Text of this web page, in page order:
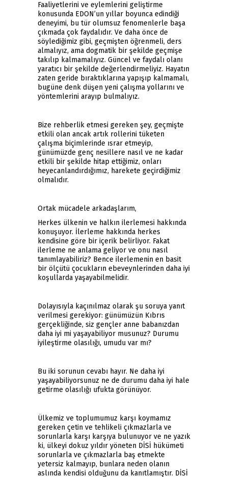
Faaliyetlerini ve eylemlerini geliştirme
konusunda EDON’un yıllar boyunca edindiği
deneyimi, bu tür olumsuz fenomenlerle başa
çıkmada çok faydalıdır. Ve daha önce de
söylediğimiz gibi, geçmişten öğrenmeli, ders
almalıyız, ama dogmatik bir şekilde geçmişe
takılıp kalmamalıyız. Güncel ve faydalı olanı
yaratıcı bir şekilde değerlendirmeliyiz. Hayatın
zaten geride bıraktıklarına yapışıp kalmamalı,
bugüne denk düşen yeni çalışma yollarını ve
yöntemlerini arayıp bulmalıyız.
Bize rehberlik etmesi gereken şey, geçmişte
etkili olan ancak artık rollerini tüketen
çalışma biçimlerinde ısrar etmeyip,
günümüzde genç nesillere nasıl ve ne kadar
etkili bir şekilde hitap ettiğimiz, onları
heyecanlandırdığımız, harekete geçirdiğimiz
olmalıdır.
Ortak mücadele arkadaşlarım,
Herkes ülkenin ve halkın ilerlemesi hakkında
konuşuyor. İlerleme hakkında herkes
kendisine göre bir içerik belirliyor. Fakat
ilerleme ne anlama geliyor ve onu nasıl
tanımlayabiliriz? Bence ilerlemenin en basit
bir ölçütü çocukların ebeveynlerinden daha iyi
koşullarda yaşayabilmelidir.
Dolayısıyla kaçınılmaz olarak şu soruya yanıt
verilmesi gerekiyor: günümüzün Kıbrıs
gerçekliğinde, siz gençler anne babanızdan
daha iyi mi yaşayabiliyor musunuz? Durumu
iyileştirme olasılığı, umudu var mı?
Bu iki sorunun cevabı hayır. Ne daha iyi
yaşayabiliyorsunuz ne de durumu daha iyi hale
getirme olasılığı ufukta görünüyor.
Ülkemiz ve toplumumuz karşı koymamız
gereken çetin ve tehlikeli çıkmazlarla ve
sorunlarla karşı karşıya bulunuyor ve ne yazık
ki, ülkeyi dokuz yıldır yöneten DİSİ hükümeti
sorunlarla ve çıkmazlarla baş etmekte
yetersiz kalmayıp, bunlara neden olanın
aslında kendisi olduğunu da kanıtlamıştır. DİSİ